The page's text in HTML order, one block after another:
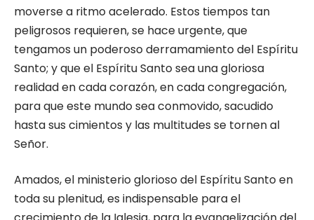
moverse a ritmo acelerado. Estos tiempos tan
peligrosos requieren, se hace urgente, que
tengamos un poderoso derramamiento del Espíritu
Santo; y que el Espíritu Santo sea una gloriosa
realidad en cada corazón, en cada congregación,
para que este mundo sea conmovido, sacudido
hasta sus cimientos y las multitudes se tornen al
Señor.
Amados, el ministerio glorioso del Espíritu Santo en
toda su plenitud, es indispensable para el